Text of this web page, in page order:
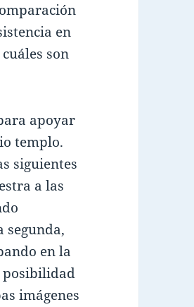
en
son
apoyar
templo.
siguientes
a las
segunda,
en la
posibilidad
imágenes